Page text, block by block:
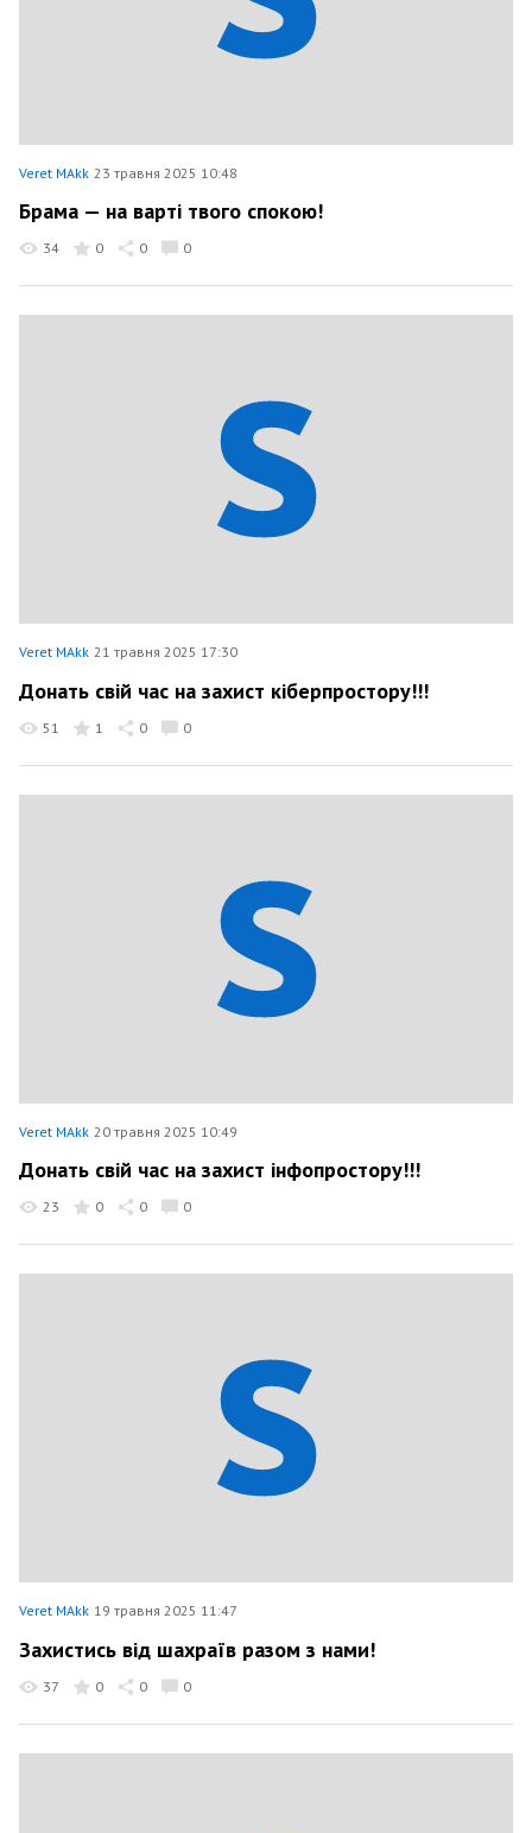
Veret MAkk 23 травня 2025 10:48
Брама — на варті твого спокою!
34 0 0 0
Veret MAkk 21 травня 2025 17:30
Донать свій час на захист кіберпростору!!!
51 1 0 0
Veret MAkk 20 травня 2025 10:49
Донать свій час на захист інфопростору!!!
23 0 0 0
Veret MAkk 19 травня 2025 11:47
Захистись від шахраїв разом з нами!
37 0 0 0